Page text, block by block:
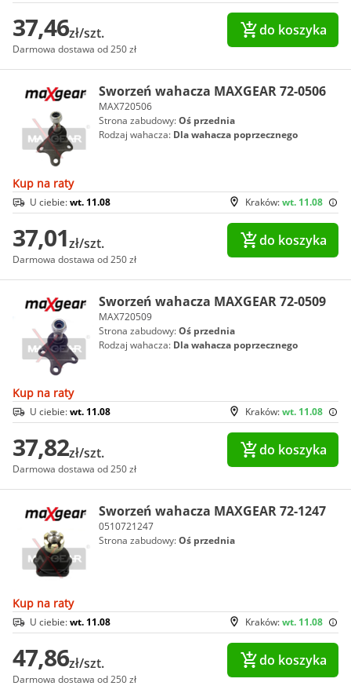
37,46zł/szt.
Darmowa dostawa od 250 zł
do koszyka
Sworzeń wahacza MAXGEAR 72-0506
MAX720506
Strona zabudowy:Oś przednia
Rodzaj wahacza: Dla wahacza poprzecznego
Kup na raty
Kraków:wt. 11.08
U ciebie:wt. 11.08
37,01zł/szt.
Darmowa dostawa od 250 zł
do koszyka
Sworzeń wahacza MAXGEAR 72-0509
MAX720509
Strona zabudowy:Oś przednia
Rodzaj wahacza: Dla wahacza poprzecznego
Kup na raty
Kraków:wt. 11.08
U ciebie:wt. 11.08
37,82zł/szt.
Darmowa dostawa od 250 zł
do koszyka
Sworzeń wahacza MAXGEAR 72-1247
0510721247
Strona zabudowy:Oś przednia
Kup na raty
Kraków:wt. 11.08
U ciebie:wt. 11.08
47,86zł/szt.
Darmowa dostawa od 250 zł
do koszyka